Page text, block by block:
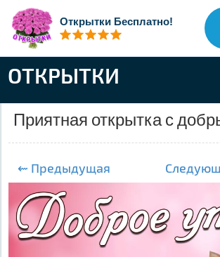
Открытки Бесплатно!
ОТКРЫТКИ
Приятная открытка с
⇜ Предыдущая